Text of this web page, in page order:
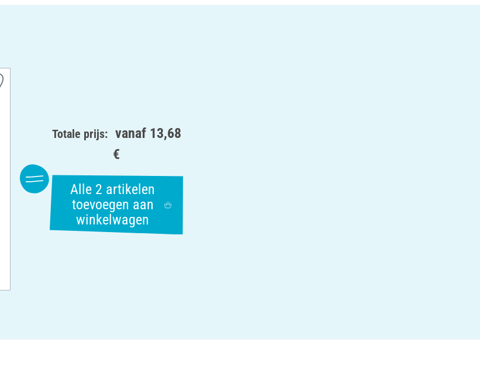
Totale prijs: vanaf 13,68
€
Alle 2 artikelen
toevoegen aan
winkelwagen